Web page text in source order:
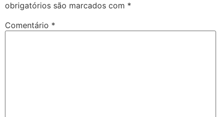
obrigatórios são marcados com *
Comentário *